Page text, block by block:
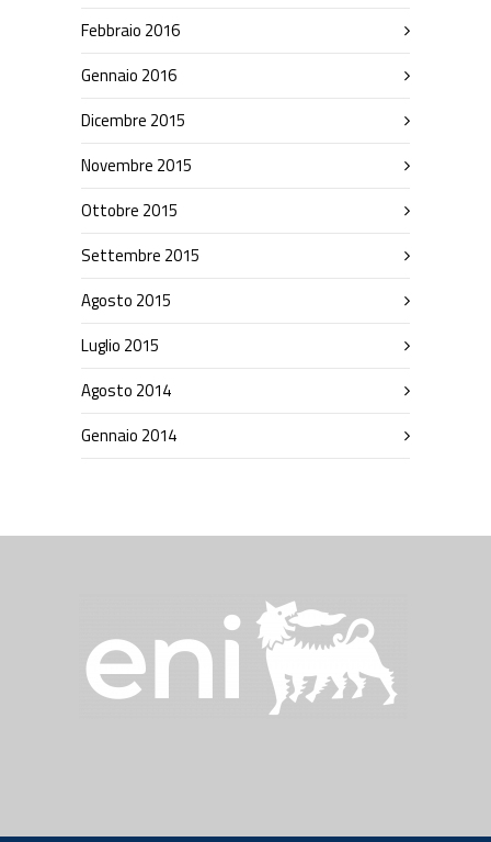
Febbraio 2016
Gennaio 2016
Dicembre 2015
Novembre 2015
Ottobre 2015
Settembre 2015
Agosto 2015
Luglio 2015
Agosto 2014
Gennaio 2014